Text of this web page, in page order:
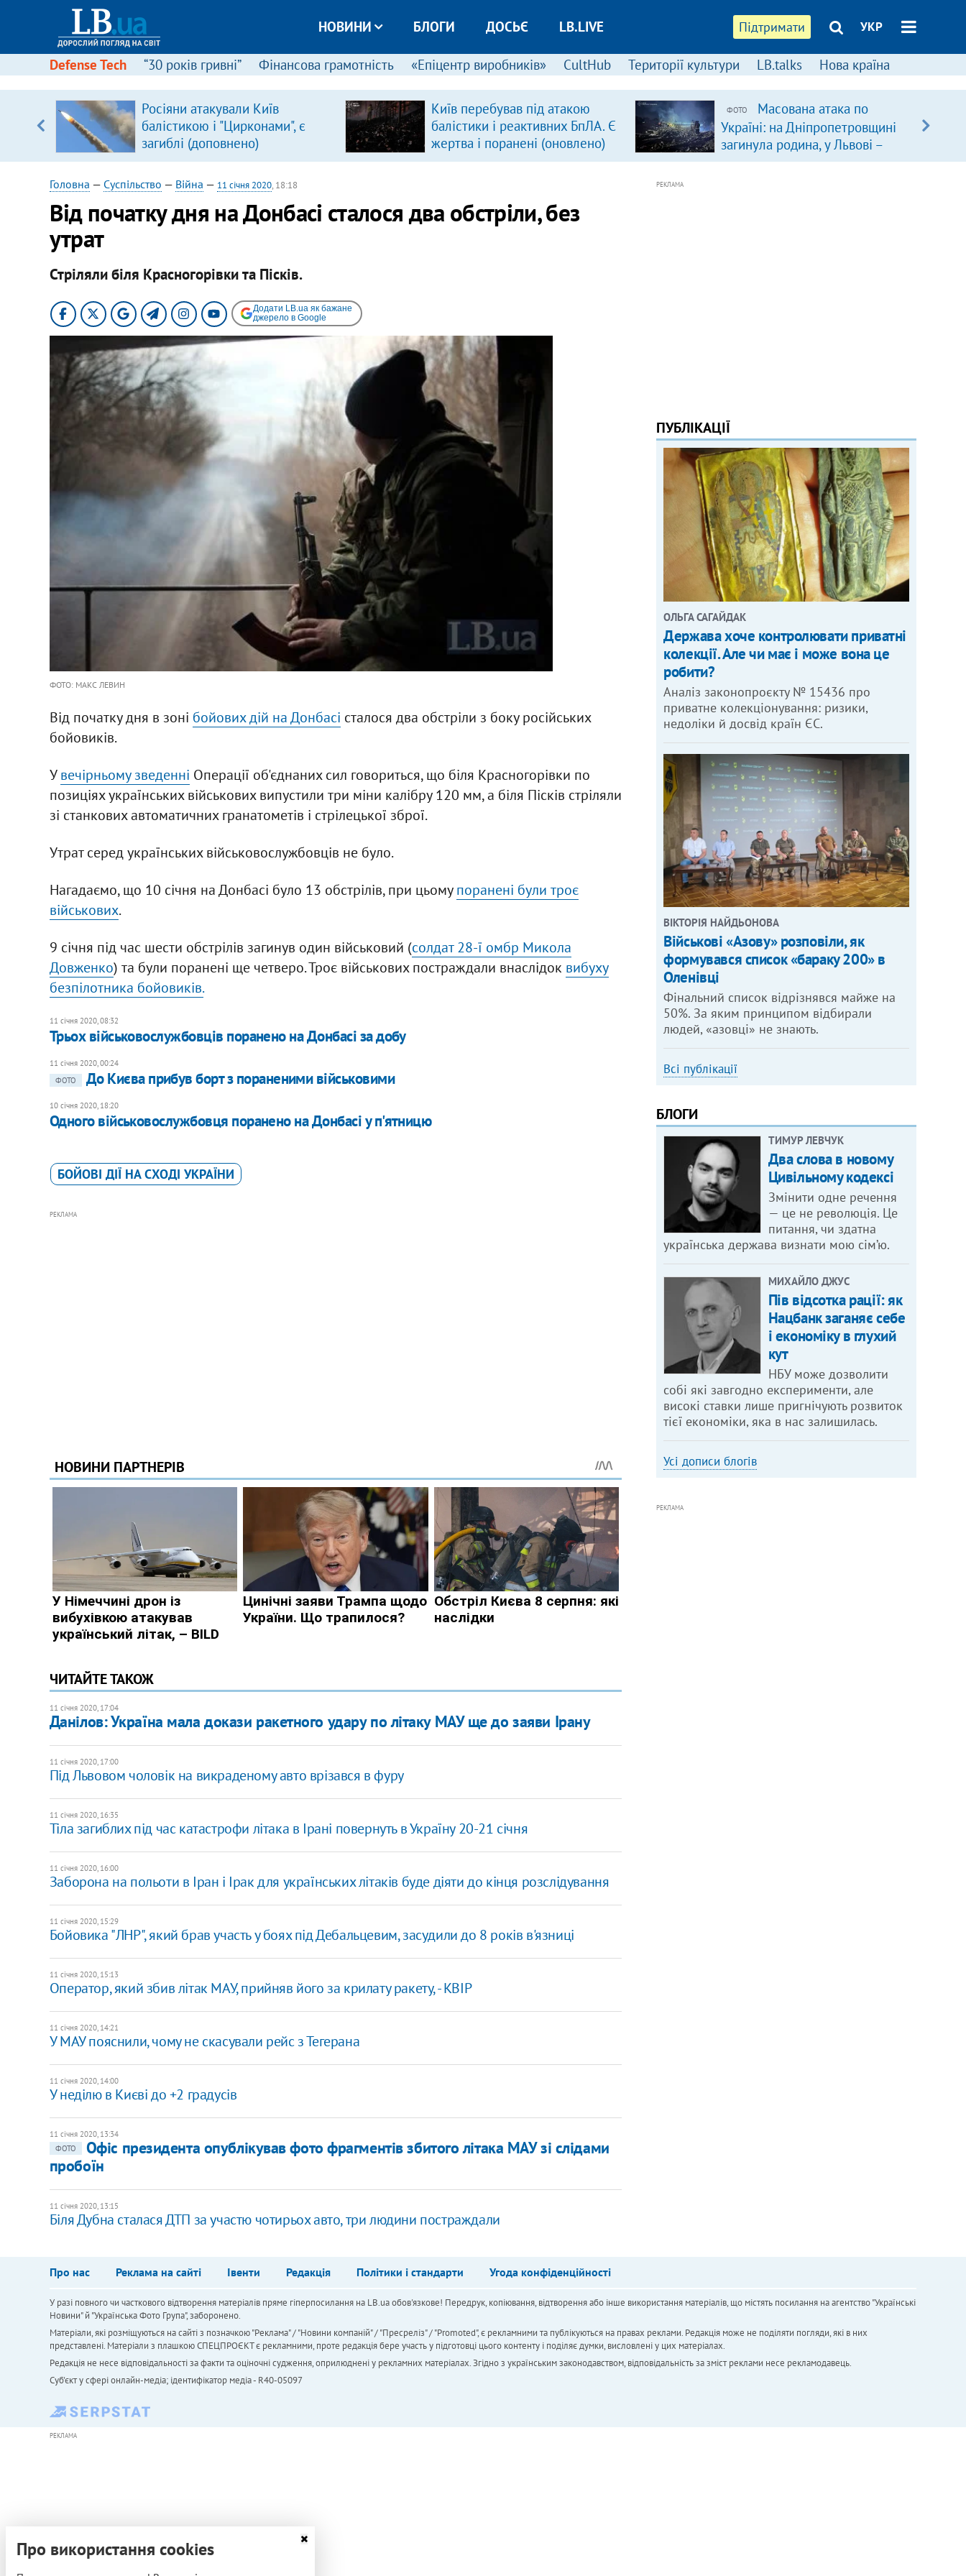
Підтримати УКР
НОВИНИ БЛОГИ ДОСЬЄ LB.LIVE
Defense Tech “30 років гривні” Фінансова грамотність «Епіцентр виробників» CultHub Території культури LB.talks Нова країна
Росіяни атакували Київ
балістикою і "Цирконами", є
загиблі (доповнено)
Київ перебував під атакою
балістики і реактивних БпЛА. Є
жертва і поранені (оновлено)
ФОТО
Масована атака по
Україні: на Дніпропетровщині
загинула родина, у Львові –
удар по багатоповерхівках
Головна — Суспільство — Війна — 11 січня 2020, 18:18
Від початку дня на Донбасі сталося два обстріли, без
утрат
Стріляли біля Красногорівки та Пісків.
Додати LB.ua як бажане
джерело в Google
ФОТО: МАКС ЛЕВИН
Від початку дня в зоні бойових дій на Донбасі сталося два обстріли з боку російських
бойовиків.
Увечірньому зведенні Операції об'єднаних сил говориться, що біля Красногорівки по
позиціях українських військових випустили три міни калібру 120 мм, а біля Пісків стріляли
зі станкових автоматичних гранатометів і стрілецької зброї.
Утрат серед українських військовослужбовців не було.
Нагадаємо, що 10 січня на Донбасі було 13 обстрілів, при цьомупоранені були троє
військових.
9 січня під час шести обстрілів загинув один військовий (солдат 28-ї омбр Микола
Довженко) та були поранені ще четверо. Троє військових постраждали внаслідок вибуху
безпілотника бойовиків.
11 січня 2020, 08:32
Трьох військовослужбовців поранено на Донбасі за добу
11 січня 2020, 00:24
ФОТО
До Києва прибув борт з пораненими військовими
10 січня 2020, 18:20
Одного військовослужбовця поранено на Донбасі у п'ятницю
БОЙОВІ ДІЇ НА СХОДІ УКРАЇНИ
РЕКЛАМА
ЧИТАЙТЕ ТАКОЖ
11 січня 2020, 17:04
Данілов: Україна мала докази ракетного удару по літаку МАУ ще до заяви Ірану
11 січня 2020, 17:00
Під Львовом чоловік на викраденому авто врізався в фуру
11 січня 2020, 16:35
Тіла загиблих під час катастрофи літака в Ірані повернуть в Україну 20-21 січня
11 січня 2020, 16:00
Заборона на польоти в Іран і Ірак для українських літаків буде діяти до кінця розслідування
11 січня 2020, 15:29
Бойовика "ЛНР", який брав участь у боях під Дебальцевим, засудили до 8 років в'язниці
11 січня 2020, 15:13
Оператор, який збив літак МАУ, прийняв його за крилату ракету, - КВІР
11 січня 2020, 14:21
У МАУ пояснили, чому не скасували рейс з Тегерана
11 січня 2020, 14:00
У неділю в Києві до +2 градусів
11 січня 2020, 13:34
ФОТО
Офіс президента опублікував фото фрагментів збитого літака МАУ зі слідами
пробоїн
11 січня 2020, 13:15
Біля Дубна сталася ДТП за участю чотирьох авто, три людини постраждали
РЕКЛАМА
ПУБЛІКАЦІЇ
ОЛЬГА САГАЙДАК
Держава хоче контролювати приватні
колекції. Але чи має і може вона це
робити?
Аналіз законопроєкту № 15436 про
приватне колекціонування: ризики,
недоліки й досвід країн ЄС.
ВІКТОРІЯ НАЙДЬОНОВА
Військові «Азову» розповіли, як
формувався список «бараку 200» в
Оленівці
Фінальний список відрізнявся майже на
50%. За яким принципом відбирали
людей, «азовці» не знають.
Всі публікації
БЛОГИ
ТИМУР ЛЕВЧУК
Два слова в новому
Цивільному кодексі
Змінити одне речення
— це не революція. Це
питання, чи здатна
українська держава визнати мою сім’ю.
МИХАЙЛО ДЖУС
Пів відсотка рації: як
Нацбанк заганяє себе
і економіку в глухий
кут
НБУ може дозволити
собі які завгодно експерименти, але
високі ставки лише пригнічують розвиток
тієї економіки, яка в нас залишилась.
Усі дописи блогів
РЕКЛАМА
Про нас Реклама на сайті Івенти Редакція Політики і стандарти Угода конфіденційності
У разі повного чи часткового відтворення матеріалів пряме гіперпосилання на LB.ua обов'язкове! Передрук, копіювання, відтворення або інше використання матеріалів, що містять посилання на агентство "Українськi
Новини" й "Українська Фото Група", заборонено.
Матеріали, які розміщуються на сайті з позначкою "Реклама" / "Новини компаній" / "Пресреліз" / "Promoted", є рекламними та публікуються на правах реклами. Редакція може не поділяти погляди, які в них
представлені. Матеріали з плашкою СПЕЦПРОЄКТ є рекламними, проте редакція бере участь у підготовці цього контенту і поділяє думки, висловлені у цих матеріалах.
Редакція не несе відповідальності за факти та оціночні судження, оприлюднені у рекламних матеріалах. Згідно з українським законодавством, відповідальність за зміст реклами несе рекламодавець.
Cуб'єкт у сфері онлайн-медіа; ідентифікатор медіа - R40-05097
РЕКЛАМА
Про використання cookies